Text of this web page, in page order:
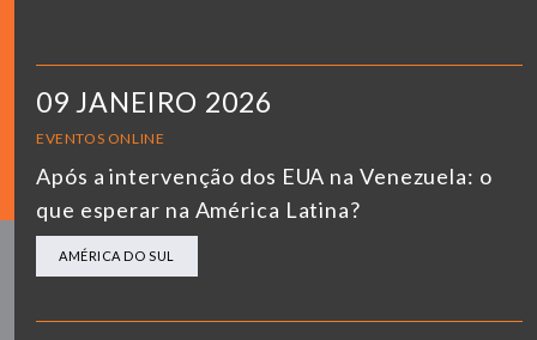
09 JANEIRO 2026
EVENTOS ONLINE
Após a intervenção dos EUA na Venezuela: o
que esperar na América Latina?
AMÉRICA DO SUL